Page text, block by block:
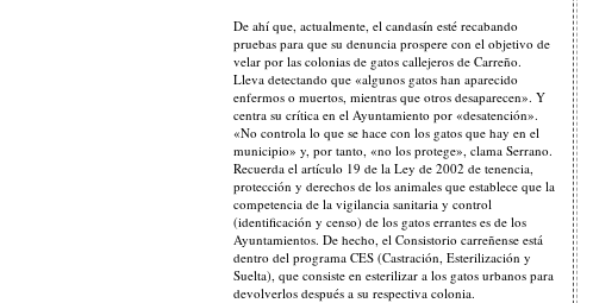
De ahí que, actualmente, el candasín esté recabando
pruebas para que su denuncia prospere con el objetivo de
velar por las colonias de gatos callejeros de Carreño.
Lleva detectando que «algunos gatos han aparecido
enfermos o muertos, mientras que otros desaparecen». Y
centra su crítica en el Ayuntamiento por «desatención».
«No controla lo que se hace con los gatos que hay en el
municipio» y, por tanto, «no los protege», clama Serrano.
Recuerda el artículo 19 de la Ley de 2002 de tenencia,
protección y derechos de los animales que establece que la
competencia de la vigilancia sanitaria y control
(identificación y censo) de los gatos errantes es de los
Ayuntamientos. De hecho, el Consistorio carreñense está
dentro del programa CES (Castración, Esterilización y
Suelta), que consiste en esterilizar a los gatos urbanos para
devolverlos después a su respectiva colonia.